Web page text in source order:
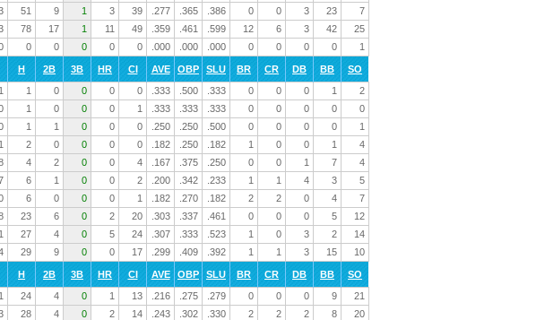
51 9 1 3 39 .277 .365 .386 0 0 3 23
7
78 17 1 11 49 .359 .461 .599 12 6 3 42
25
0 0 0 0 0 .000 .000 .000 0 0 0 0 1
H 2B 3B HR CI AVE OBP SLU BR CR DB BB
SO
1 1 0 0 0 0 .333 .500 .333 0 0 0 1
2
1 0 0 0 1 .333 .333 .333 0 0 0 0
0
1 1 0 0 0 .250 .250 .500 0 0 0 0
1
1 2 0 0 0 0 .182 .250 .182 1 0 0 1
4
4 2 0 0 4 .167 .375 .250 0 0 1 7
4
6 1 0 0 2 .200 .342 .233 1 1 4 3
5
6 0 0 0 1 .182 .270 .182 2 2 0 4
7
23 6 0 2 20 .303 .337 .461 0 0 0 5
12
27 4 0 5 24 .307 .333 .523 1 0 3 2
14
29 9 0 0 17 .299 .409 .392 1 1 3 15 10
H 2B 3B HR CI AVE OBP SLU BR CR DB BB
SO
24 4 0 1 13 .216 .275 .279 0 0 0 9
21
28 4 0 2 14 .243 .302 .330 2 2 2 8 20